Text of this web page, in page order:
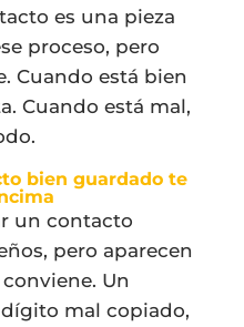
es una pieza
proceso, pero
Cuando está bien
Cuando está mal,
bien guardado te
un contacto
pero aparecen
Un
mal copiado,